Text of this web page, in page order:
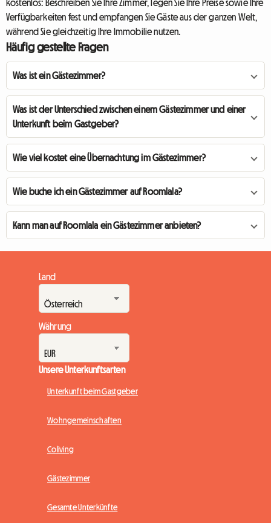
kostenlos: Beschreiben Sie Ihre Zimmer, legen Sie Ihre Preise sowie Ihre
Verfügbarkeiten fest und empfangen Sie Gäste aus der ganzen Welt,
während Sie gleichzeitig Ihre Immobilie nutzen.
Häufig gestellte Fragen
Was ist ein Gästezimmer?
Was ist der Unterschied zwischen einem Gästezimmer und einer
Unterkunft beim Gastgeber?
Wie viel kostet eine Übernachtung im Gästezimmer?
Wie buche ich ein Gästezimmer auf Roomlala?
Kann man auf Roomlala ein Gästezimmer anbieten?
Land
Währung
Unsere Unterkunftsarten
Unterkunft beim Gastgeber
Wohngemeinschaften
Coliving
Gästezimmer
Gesamte Unterkünfte